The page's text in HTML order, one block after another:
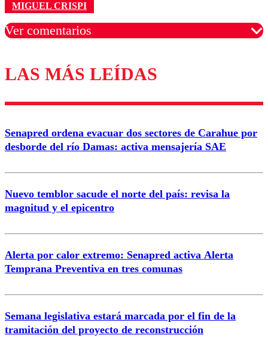
MIGUEL CRISPI
Ver comentarios
Los comentarios son moderados para garantizar un
diálogo respetuoso.
Correo
LAS MÁS LEÍDAS
Senapred ordena evacuar dos sectores de Carahue por
desborde del río Damas: activa mensajería SAE
Nuevo temblor sacude el norte del país: revisa la
magnitud y el epicentro
Alerta por calor extremo: Senapred activa Alerta
Temprana Preventiva en tres comunas
Semana legislativa estará marcada por el fin de la
tramitación del proyecto de reconstrucción